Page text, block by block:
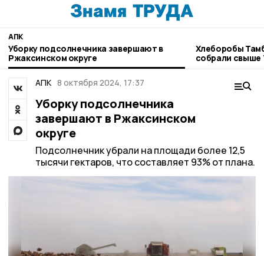
АПК
Уборку подсолнечника завершают в
Ржаксинском округе
Хлеборобы
собрали свыше
АПК 8 октября 2024, 17:37
Уборку подсолнечника
завершают в Ржаксинском
округе
Подсолнечник убрали на площади более 12,5
тысячи гектаров, что составляет 93% от плана.